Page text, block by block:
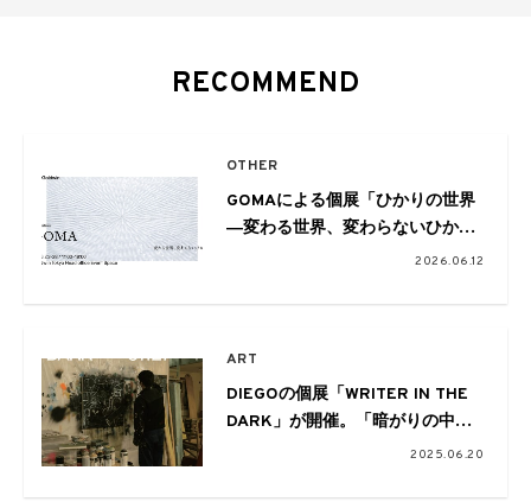
RECOMMEND
OTHER
GOMAによる個展「ひかりの世界
―変わる世界、変わらないひかり
2026.06.12
ART
DIEGOの個展「WRITER IN THE
DARK」が開催。「暗がりの中で
の存在感」の可視化に挑む2025.06.20